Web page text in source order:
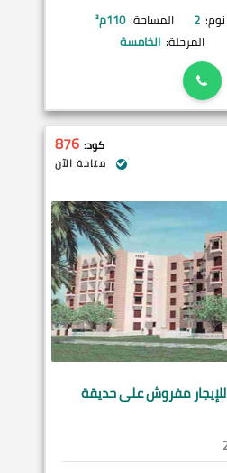
نوم: 2 المساحة: 110م²
المرحلة: الخامسة
كود: 876
متاحة الآن
للإيجار مفروش على حديقة